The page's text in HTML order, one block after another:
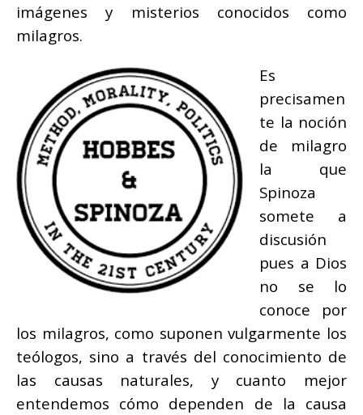
imágenes y misterios conocidos como
milagros.
Es
precisamen
te la noción
de milagro
la que
Spinoza
somete a
discusión
pues a Dios
no se lo
conoce por
los milagros, como suponen vulgarmente los
teólogos, sino a través del conocimiento de
las causas naturales, y cuanto mejor
entendemos cómo dependen de la causa